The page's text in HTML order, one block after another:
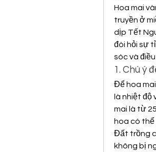
Hoa mai
truyền ở
dịp Tết
đòi hỏi sự
sóc và
1. Chú ý
Để hoa
là nhiệt
mai là từ
hoa có thể
Đất trồng
không bị